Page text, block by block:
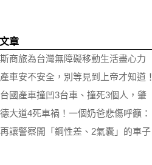
章
商旅為台灣無障礙移動生活盡心力
車安不安全，別等見到上帝才知道！
國產車撞凹3台車、撞死3個人，肇
大道4死車禍！一個奶爸悲傷呼籲：
讓警察開「鋼性差、2氣囊」的車子